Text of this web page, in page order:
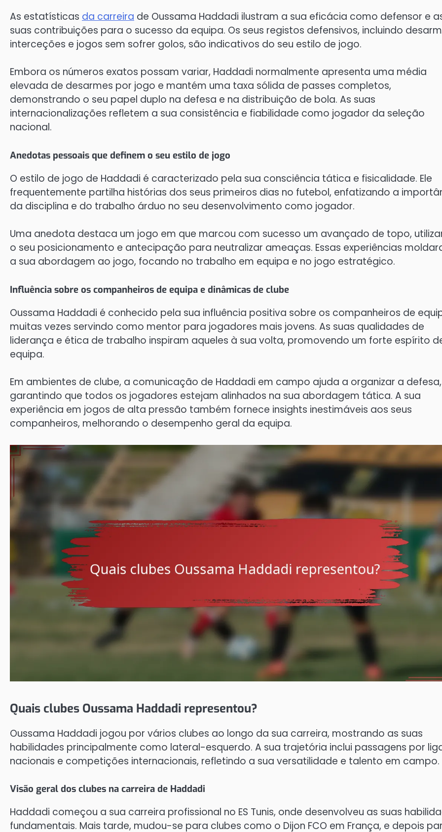
As estatísticas da carreira de Oussama Haddadi ilustram a sua eficácia como defensor e
suas contribuições para o sucesso da equipa. Os seus registos defensivos, incluindo
interceções e jogos sem sofrer golos, são indicativos do seu estilo de jogo.
Embora os números exatos possam variar, Haddadi normalmente apresenta uma média
elevada de desarmes por jogo e mantém uma taxa sólida de passes completos,
demonstrando o seu papel duplo na defesa e na distribuição de bola. As suas
internacionalizações refletem a sua consistência e fiabilidade como jogador da seleção
nacional.
Anedotas pessoais que definem o seu estilo de jogo
O estilo de jogo de Haddadi é caracterizado pela sua consciência tática e fisicalidade. Ele
frequentemente partilha histórias dos seus primeiros dias no futebol, enfatizando a
da disciplina e do trabalho árduo no seu desenvolvimento como jogador.
Uma anedota destaca um jogo em que marcou com sucesso um avançado de topo,
o seu posicionamento e antecipação para neutralizar ameaças. Essas experiências
a sua abordagem ao jogo, focando no trabalho em equipa e no jogo estratégico.
Influência sobre os companheiros de equipa e dinâmicas de clube
Oussama Haddadi é conhecido pela sua influência positiva sobre os companheiros de
muitas vezes servindo como mentor para jogadores mais jovens. As suas qualidades de
liderança e ética de trabalho inspiram aqueles à sua volta, promovendo um forte espírito
equipa.
Em ambientes de clube, a comunicação de Haddadi em campo ajuda a organizar a defesa,
garantindo que todos os jogadores estejam alinhados na sua abordagem tática. A sua
experiência em jogos de alta pressão também fornece insights inestimáveis aos seus
companheiros, melhorando o desempenho geral da equipa.
Quais clubes Oussama Haddadi representou?
Oussama Haddadi jogou por vários clubes ao longo da sua carreira, mostrando as suas
habilidades principalmente como lateral-esquerdo. A sua trajetória inclui passagens por
nacionais e competições internacionais, refletindo a sua versatilidade e talento em campo.
Visão geral dos clubes na carreira de Haddadi
Haddadi começou a sua carreira profissional no ES Tunis, onde desenvolveu as suas
fundamentais. Mais tarde, mudou-se para clubes como o Dijon FCO em França, e depois